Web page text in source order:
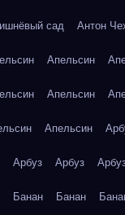
сад Антон
Апельсин
Апельсин
Апельсин
Арбуз Арбуз
Банан Банан